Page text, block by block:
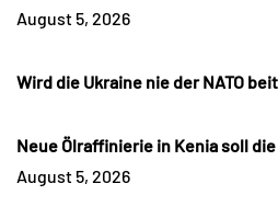
August 5, 2026
Wird die Ukraine nie der NATO
Neue Ölraffinierie in Kenia soll
August 5, 2026